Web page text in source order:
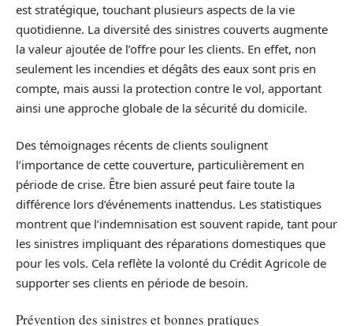
est stratégique, touchant plusieurs aspects de la vie
quotidienne. La diversité des sinistres couverts augmente
la valeur ajoutée de l’offre pour les clients. En effet, non
seulement les incendies et dégâts des eaux sont pris en
compte, mais aussi la protection contre le vol, apportant
ainsi une approche globale de la sécurité du domicile.
Des témoignages récents de clients soulignent
l’importance de cette couverture, particulièrement en
période de crise. Être bien assuré peut faire toute la
différence lors d’événements inattendus. Les statistiques
montrent que l’indemnisation est souvent rapide, tant pour
les sinistres impliquant des réparations domestiques que
pour les vols. Cela reflète la volonté du Crédit Agricole de
supporter ses clients en période de besoin.
Prévention des sinistres et bonnes pratiques